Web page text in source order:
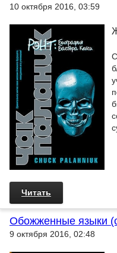
10 октября 2016, 03:59
Читать
Обожженные языки
9 октября 2016, 02:48